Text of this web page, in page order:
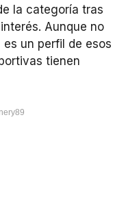
la categoría tras
Aunque no
un perfil de esos
tienen